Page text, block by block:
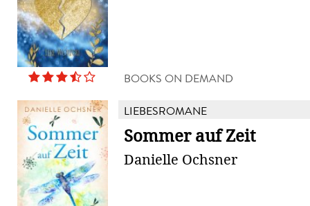
BOOKS ON DEMAND
LIEBESROMANE
Sommer auf Zeit
Danielle Ochsner